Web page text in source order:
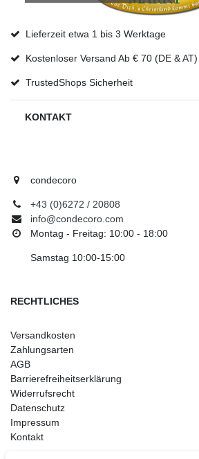
Lieferzeit etwa 1 bis 3 Werktage
Kostenloser Versand Ab € 70 (DE & AT)
TrustedShops Sicherheit
KONTAKT
condecoro
+43 (0)6272 / 20808
info@condecoro.com
Montag - Freitag: 10:00 - 18:00
Samstag 10:00-15:00
RECHTLICHES
Versandkosten
Zahlungsarten
AGB
Barrierefreiheitserklärung
Widerrufsrecht
Datenschutz
Impressum
Kontakt